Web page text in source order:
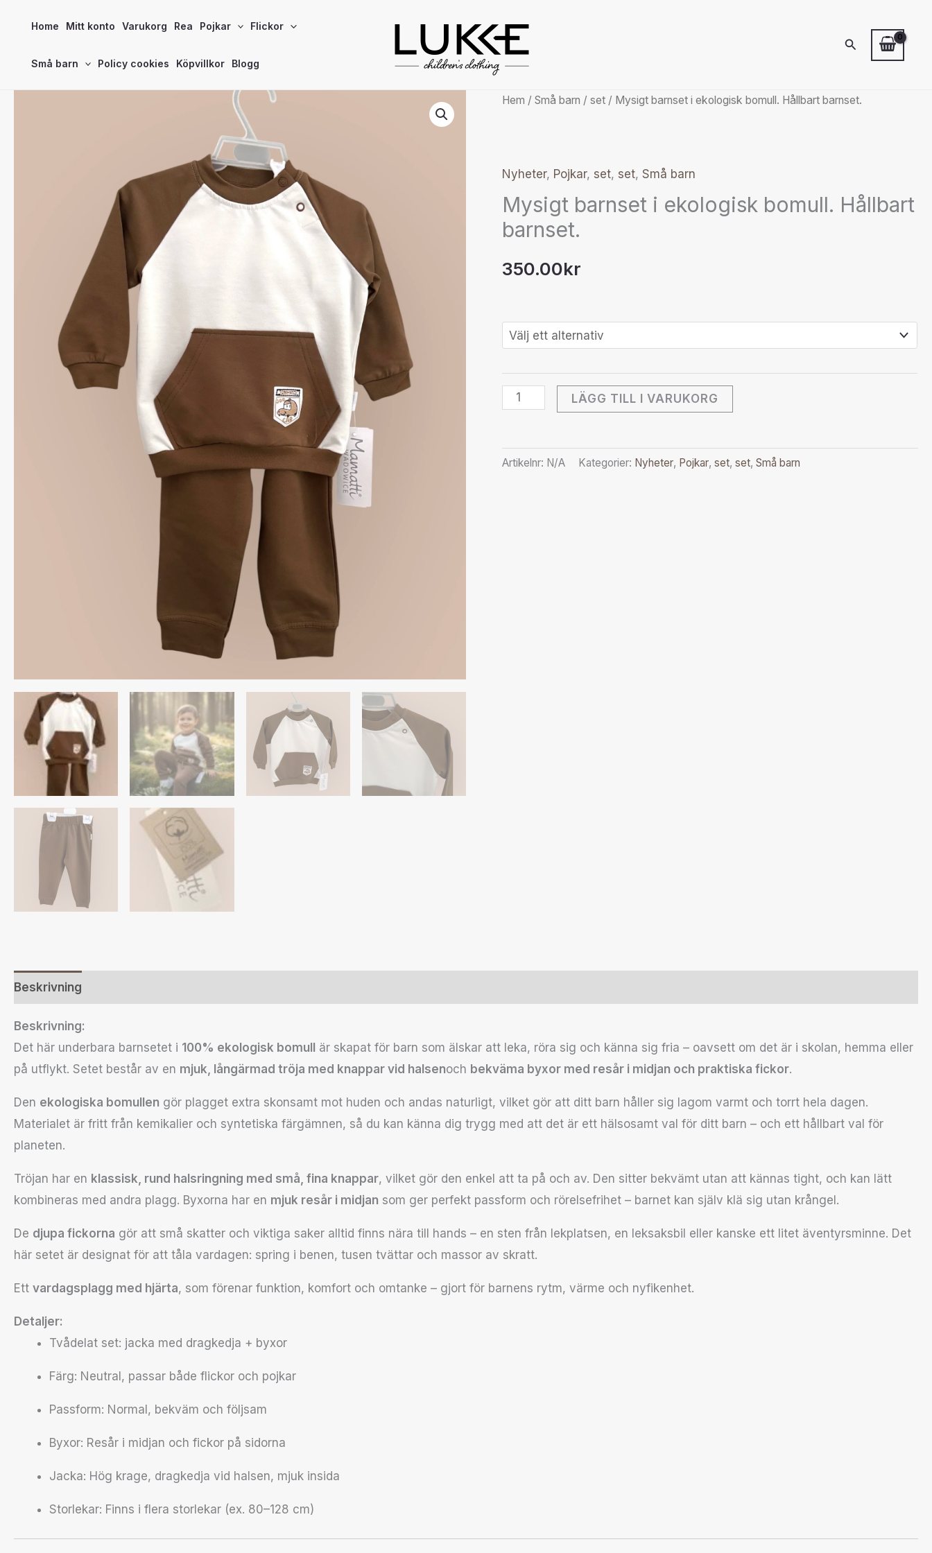
Home Mitt konto Varukorg Rea Pojkar Flickor
Små barn Policy cookies Köpvillkor Blogg
Sök
Hem /Små barn /set / Mysigt barnset i ekologisk bomull. Hållbart barnset.
Nyheter, Pojkar, set, set,Små barn
Mysigt barnset i ekologisk bomull. Hållbart
barnset.
350.00kr
Mysigt
Hållbart
barnset.
LÄGG TILL I VARUKORG
Artikelnr: N/A Kategorier: Nyheter, Pojkar,set,set,Små barn
Beskrivning
Beskrivning:
Det här underbara barnsetet i 100% ekologisk bomull
är skapat för barn som älskar att leka, röra sig och känna sig fria – oavsett om det är i skolan, hemma eller
på utflykt. Setet består av en mjuk, långärmad tröja med knappar vid halsenoch bekväma byxor med resår i midjan och praktiska fickor.
Den ekologiska bomullen gör plagget extra skonsamt mot huden och andas naturligt, vilket gör att ditt barn håller sig lagom varmt och torrt hela dagen.
Materialet är fritt från kemikalier och syntetiska färgämnen, så du kan känna dig trygg med att det är ett hälsosamt val för ditt barn – och ett hållbart val för
planeten.
Tröjan har en klassisk, rund halsringning med små, fina knappar, vilket gör den enkel att ta på och av. Den sitter bekvämt utan att kännas tight, och kan lätt
kombineras med andra plagg. Byxorna har en mjuk resår i midjan som ger perfekt passform och rörelsefrihet – barnet kan själv klä sig utan krångel.
De djupa fickorna gör att små skatter och viktiga saker alltid finns nära till hands – en sten från lekplatsen, en leksaksbil eller kanske ett litet äventyrsminne. Det
här setet är designat för att tåla vardagen: spring i benen, tusen tvättar och massor av skratt.
Ett vardagsplagg med hjärta, som förenar funktion, komfort och omtanke – gjort för barnens rytm, värme och nyfikenhet.
Detaljer:
Tvådelat set: jacka med dragkedja + byxor
Färg: Neutral, passar både flickor och pojkar
Passform: Normal, bekväm och följsam
Byxor: Resår i midjan och fickor på sidorna
Jacka: Hög krage, dragkedja vid halsen, mjuk insida
Storlekar: Finns i flera storlekar (ex. 80–128 cm)